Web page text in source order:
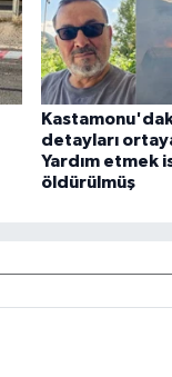
detayları
Yardım etmek
öldürülmüş